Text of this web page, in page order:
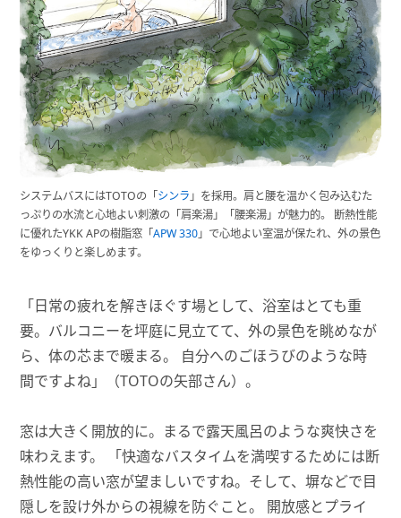
システムバスにはTOTOの「シンラ 」を採用。肩と腰を温かく包み込むた
っぷりの水流と心地よい刺激の「肩楽湯」「腰楽湯」が魅力的。 断熱性能
に優れたYKK APの樹脂窓「APW 330」で心地よい室温が保たれ、外の景色
をゆっくりと楽しめます。
「日常の疲れを解きほぐす場として、浴室はとても重
要。バルコニーを坪庭に見立てて、外の景色を眺めなが
ら、体の芯まで暖まる。 自分へのごほうびのような時
間ですよね」（TOTOの矢部さん）。
窓は大きく開放的に。まるで露天風呂のような爽快さを
味わえます。 「快適なバスタイムを満喫するためには断
熱性能の高い窓が望ましいですね。そして、塀などで目
隠しを設け外からの視線を防ぐこと。 開放感とプライ